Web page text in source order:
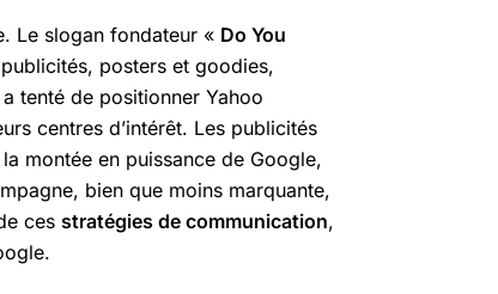
Le slogan fondateur « Do You
posters et goodies,
a tenté de positionner Yahoo
centres d’intérêt. Les publicités
montée en puissance de Google,
bien que moins marquante,
ces stratégies de communication,